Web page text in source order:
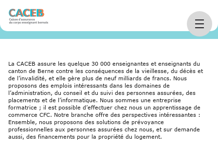
Homearrow_right_alt
La
CACEB
La CACEB assure les quelque 30 000 enseignantes et enseignants du
canton de Berne contre les conséquences de la vieillesse, du décès et
de l’invalidité, et elle gère plus de neuf milliards de francs. Nous
proposons des emplois intéressants dans les domaines de
l’administration, du conseil et du suivi des personnes assurées, des
placements et de l’informatique. Nous sommes une entreprise
formatrice ; il est possible d’effectuer chez nous un apprentissage de
commerce CFC. Notre branche offre des perspectives intéressantes :
Ensemble, nous proposons des solutions de prévoyance
professionnelles aux personnes assurées chez nous, et sur demande
aussi, des financements pour la propriété du logement.